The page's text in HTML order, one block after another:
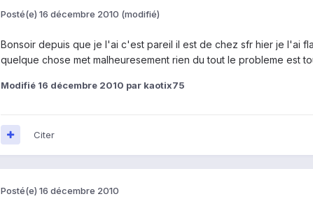
Posté(e) 16 décembre 2010 (modifié)
Bonsoir depuis que je l'ai c'est pareil il est de chez sfr hier je l'ai
quelque chose met malheuresement rien du tout le probleme est
Modifié 16 décembre 2010 par kaotix75
Citer
Posté(e) 16 décembre 2010